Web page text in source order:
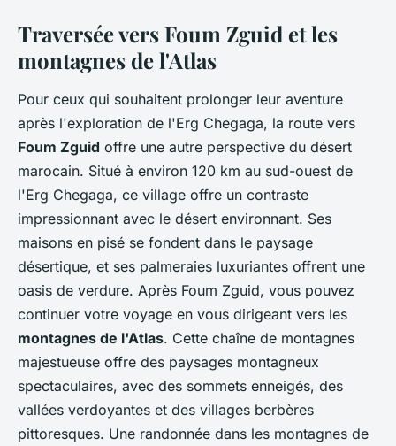
Traversée vers Foum Zguid et les
montagnes de l'Atlas
Pour ceux qui souhaitent prolonger leur aventure
après l'exploration de l'Erg Chegaga, la route vers
Foum Zguid offre une autre perspective du désert
marocain. Situé à environ 120 km au sud-ouest de
l'Erg Chegaga, ce village offre un contraste
impressionnant avec le désert environnant. Ses
maisons en pisé se fondent dans le paysage
désertique, et ses palmeraies luxuriantes offrent une
oasis de verdure. Après Foum Zguid, vous pouvez
continuer votre voyage en vous dirigeant vers les
montagnes de l'Atlas. Cette chaîne de montagnes
majestueuse offre des paysages montagneux
spectaculaires, avec des sommets enneigés, des
vallées verdoyantes et des villages berbères
pittoresques. Une randonnée dans les montagnes de